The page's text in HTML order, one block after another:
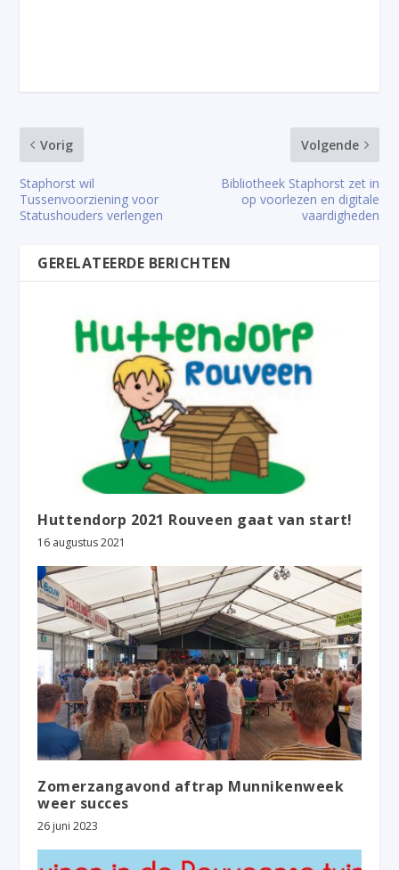
Vorig
Staphorst wil
Tussenvoorziening voor
Statushouders verlengen
Volgende
Bibliotheek Staphorst zet in
op voorlezen en digitale
vaardigheden
GERELATEERDE BERICHTEN
Huttendorp 2021 Rouveen gaat van start!
16 augustus 2021
Zomerzangavond aftrap Munnikenweek
weer succes
26 juni 2023